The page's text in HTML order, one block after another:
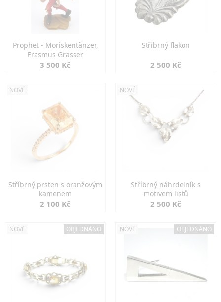
Prophet - Moriskentänzer,
Erasmus Grasser
3 500 Kč
Stříbrný flakon
2 500 Kč
NOVÉ
Stříbrný prsten s oranžovým
kamenem
2 100 Kč
NOVÉ
Stříbrný náhrdelník s
motivem listů
2 500 Kč
NOVÉ OBJEDNÁNO NOVÉ OBJEDNÁNO